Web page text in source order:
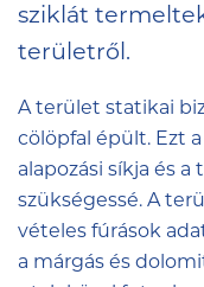
sziklát
területről.
A terület statikai
cölöpfal épült. Ezt
alapozási síkja és
szükségessé. A
vételes fúrások
a márgás és